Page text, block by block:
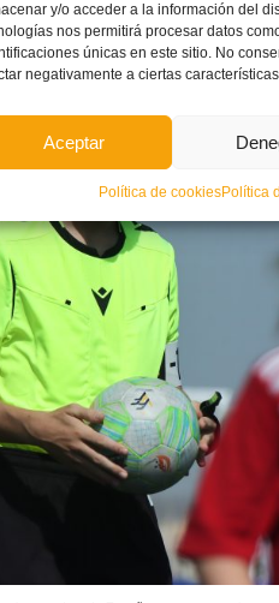
y/o acceder a la información del
nos permitirá procesar datos
únicas en este sitio. No
negativamente a ciertas
Aceptar
Política de cookiesPolítica